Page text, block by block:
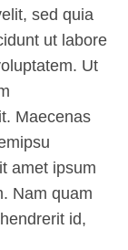
sed quia
ut labore
Ut
Maecenas
amet ipsum
Nam quam
id,